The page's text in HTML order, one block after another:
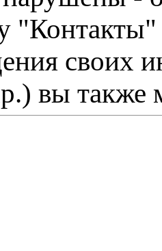
"Контакты"
своих
вы также